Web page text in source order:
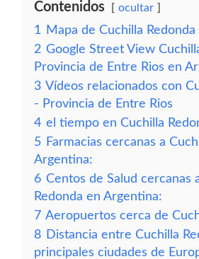
Contenidos ocultar
1
Mapa de Cuchilla Redonda
2 Google Street View
Provincia de Entre Rios en
3 Vídeos relacionados con
- Provincia de Entre Rios
4 el tiempo en Cuchilla
5 Farmacias cercanas a
Argentina:
6 Centos de Salud cercanas
Redonda en Argentina:
7 Aeropuertos cerca de
8 Distancia entre Cuchilla
principales ciudades de